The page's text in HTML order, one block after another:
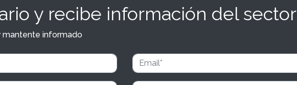
y recibe información del sector
mantente informado